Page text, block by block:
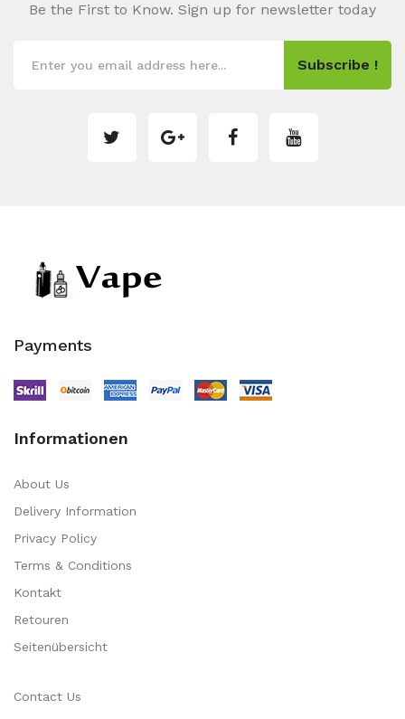
Be the First to Know. Sign up for newsletter today
Subscribe !
Payments
Informationen
About Us
Delivery Information
Privacy Policy
Terms & Conditions
Kontakt
Retouren
Seitenübersicht
Contact Us